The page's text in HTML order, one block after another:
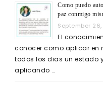
Como puedo
paz conmigo
September
El
conocer como aplicar en
todos los dias un estado
aplicando …